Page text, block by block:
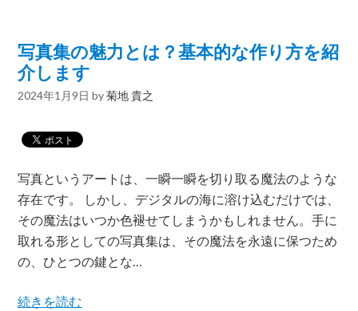
写真集の魅力とは？基本的な作り方を紹
介します
2024年1月9日 by菊地 貴之
写真というアートは、一瞬一瞬を切り取る魔法のような
存在です。 しかし、デジタルの海に溶け込むだけでは、
その魔法はいつか色褪せてしまうかもしれません。手に
取れる形としての写真集は、その魔法を永遠に保つため
の、ひとつの鍵とな…
続きを読む